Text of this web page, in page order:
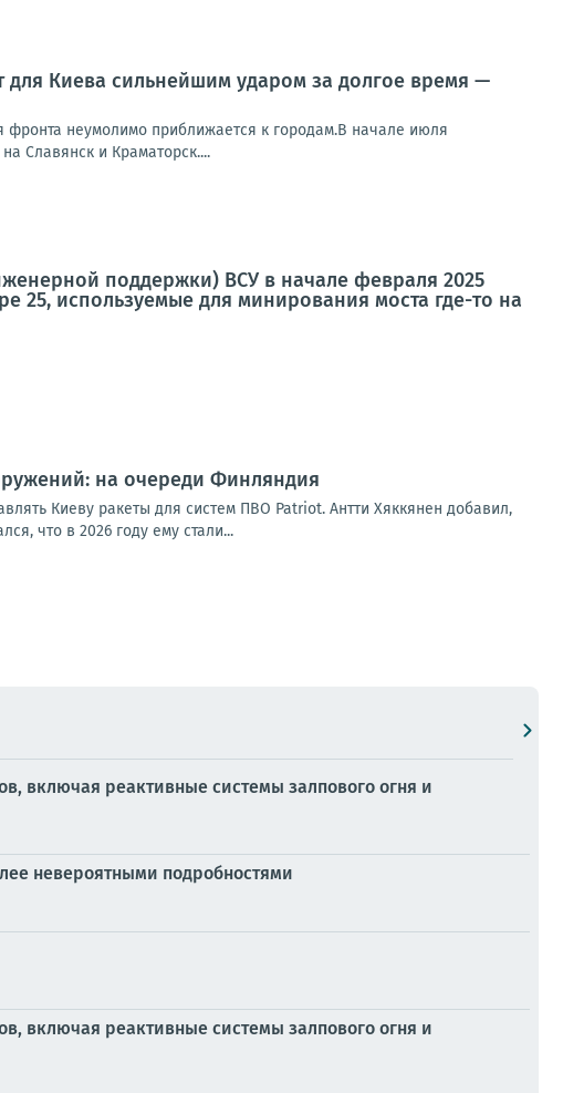
Киева сильнейшим ударом за долгое время —
фронта неумолимо приближается к городам.В начале июля
Славянск и Краматорск....
поддержки) ВСУ в начале февраля 2025
25, используемые для минирования моста где-то на
на очереди Финляндия
Киеву ракеты для систем ПВО Patriot. Антти Хяккянен добавил,
что в 2026 году ему стали...
включая реактивные системы залпового огня и
невероятными подробностями
включая реактивные системы залпового огня и